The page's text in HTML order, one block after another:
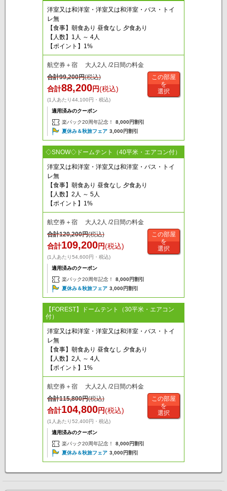
洋室又は和洋室・洋室又は和洋室・バス・トイ
レ無
【食事】朝食あり 昼食なし 夕食あり
【人数】1人 ～ 4人
【ポイント】1%
航空券＋宿 大人2人 /2日間の料金
合計99,200円(税込)
合計88,200円(税込)
(1人あたり44,100円・税込)
適用済みのクーポン
楽パック20周年記念！
8,000円割引
夏休み＆秋旅フェア 3,000円割引
この部屋
を
選択
◇SNOW◇ドームテント（40平米・エアコン付）
洋室又は和洋室・洋室又は和洋室・バス・トイ
レ無
【食事】朝食あり 昼食なし 夕食あり
【人数】2人 ～ 5人
【ポイント】1%
航空券＋宿 大人2人 /2日間の料金
合計120,200円(税込)
合計109,200円(税込)
(1人あたり54,600円・税込)
適用済みのクーポン
楽パック20周年記念！
8,000円割引
夏休み＆秋旅フェア 3,000円割引
この部屋
を
選択
【FOREST】ドームテント（30平米・エアコン
付）
洋室又は和洋室・洋室又は和洋室・バス・トイ
レ無
【食事】朝食あり 昼食なし 夕食あり
【人数】2人 ～ 4人
【ポイント】1%
航空券＋宿 大人2人 /2日間の料金
合計115,800円(税込)
合計104,800円(税込)
(1人あたり52,400円・税込)
適用済みのクーポン
楽パック20周年記念！
8,000円割引
夏休み＆秋旅フェア 3,000円割引
この部屋
を
選択